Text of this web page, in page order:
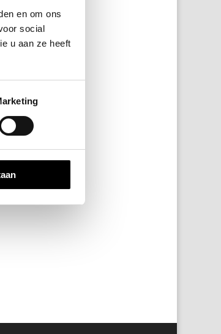
en om ons
social
u aan ze heeft